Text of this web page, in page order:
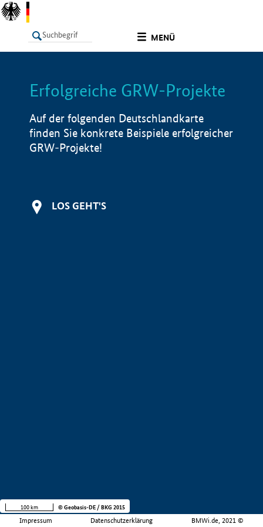
MENÜ
LISTE Info
Erfolgreiche GRW-Projekte
Auf der folgenden Deutschlandkarte
finden Sie konkrete Beispiele erfolgreicher
GRW-Projekte!
LOS GEHT'S
Impressum Datenschutzerklärung BMWi.de, 2021 ©
100 km © Geobasis-DE / BKG 2015